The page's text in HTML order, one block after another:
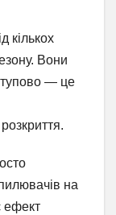
кількох
Вони
— це
на
ефект